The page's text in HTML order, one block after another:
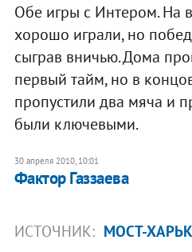
Обе игры с Интером. На
хорошо играли, но
сыграв вничью. Дома
первый тайм, но в
пропустили два мяча и
были ключевыми.
30 апреля 2010, 10:01
Фактор Газзаева
ИСТОЧНИК: МОСТ-